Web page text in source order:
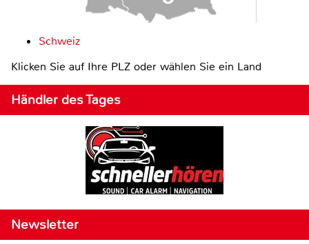
Schweiz
Klicken Sie auf Ihre PLZ oder wählen Sie ein Land
Händler des Tages
Newsletter